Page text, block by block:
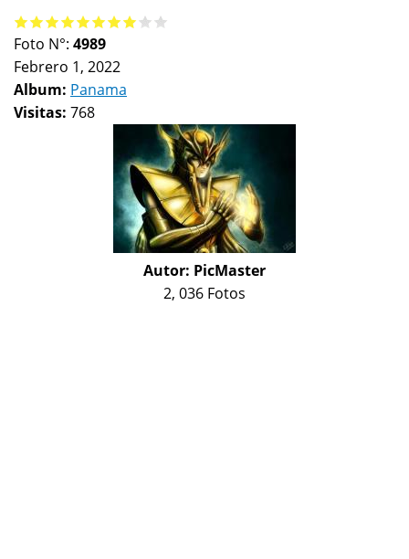
Foto N°: 4989
Febrero 1, 2022
Album: Panama
Visitas: 768
Autor: PicMaster
2, 036 Fotos